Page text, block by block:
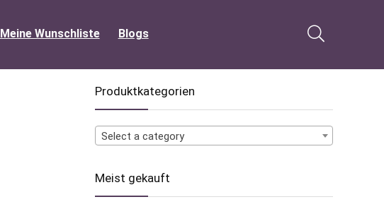
Meine Wunschliste Blogs
Produktkategorien
Select a category
Meist gekauft